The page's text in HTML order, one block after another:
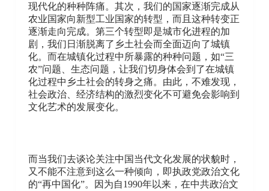
现代化的种种阵痛。其次，我们的国家逐渐完成从
农业国家向新型工业国家的转型，而且这种转变正
逐渐走向完成。第三个转型即是城市化进程的加
剧，我们日渐脱离了乡土社会而全面迈向了城镇
化。而在城镇化过程中所暴露的种种问题，如“三
农”问题、生态问题，让我们切身体会到了在城镇
化过程中乡土社会的转身之痛。由此，不难发现，
社会政治、经济结构的激烈变化不可避免会影响到
文化艺术的发展变化。
而当我们去谈论关注中国当代文化发展的状貌时，
又不能不注意到这么一种倾向，即执政党政治文化
的“再中国化”。因为自1990年以来，在中共政治文